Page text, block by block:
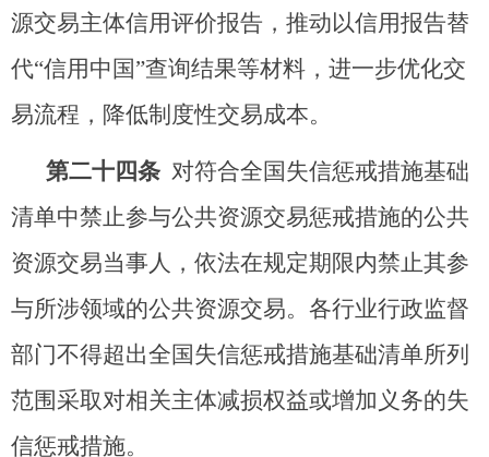
源交易主体信用评价报告，推动以信用报告替
代“信用中国”查询结果等材料，进一步优化交
易流程，降低制度性交易成本。
第二十 四条 对符合全国失信惩戒措施基础
清单中禁止参与公共资源交易惩戒措施的公共
资源交易当事人，依法在规定期限内禁止其参
与所涉领域的公共资源交易。各行业行政监督
部门不得超出全国失信惩戒措施基础清单所列
范围采取对相关主体减损权益或增加义务的失
信惩戒措施。